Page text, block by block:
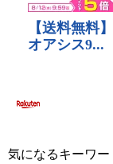
気になるキーワ